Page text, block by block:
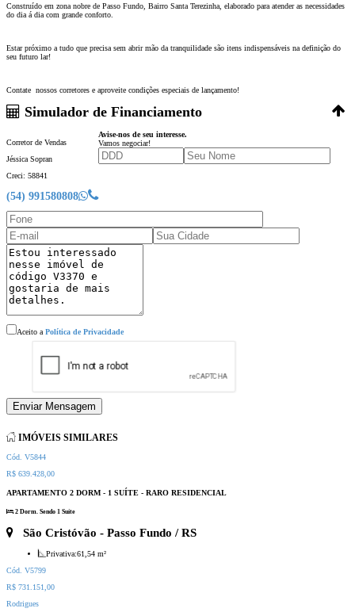
Construído em zona nobre de Passo Fundo, Bairro Santa Terezinha, elaborado para atender as necessidades
do dia á dia com grande conforto.
Estar próximo a tudo que precisa sem abrir mão da tranquilidade são itens indispensáveis na definição do
seu futuro lar!
Contate nossos corretores e aproveite condições especiais de lançamento!
Simulador de Financiamento
Corretor de Vendas
Jéssica Sopran
Creci: 58841
(54) 991580808
Avise-nos de seu interesse.
Vamos negociar!
Aceito a Política de Privacidade
Enviar Mensagem
IMÓVEIS SIMILARES
Cód. V5844
R$ 639.428,00
APARTAMENTO 2 DORM - 1 SUÍTE - RARO RESIDENCIAL
2 Dorm. Sendo 1 Suíte
São Cristóvão - Passo Fundo / RS
Privativa:61,54 m²
Cód. V5799
R$ 731.151,00
Rodrigues